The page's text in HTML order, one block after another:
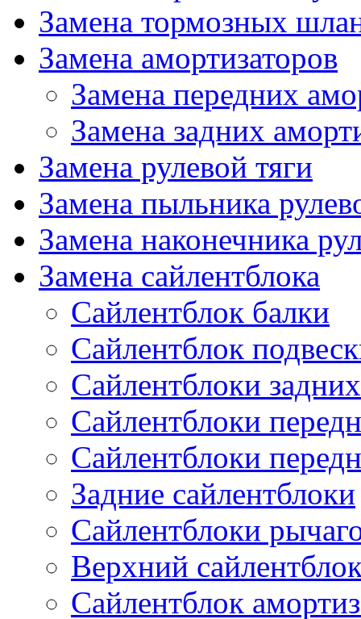
Замена тормозных
Замена амортизаторов
Замена передних
Замена задних
Замена рулевой тяги
Замена пыльника
Замена наконечника
Замена сайлентблока
Сайлентблок балки
Сайлентблок
Сайлентблоки
Сайлентблоки
Сайлентблоки
Задние сайлентблоки
Сайлентблоки
Верхний
Сайлентблок